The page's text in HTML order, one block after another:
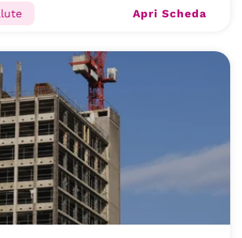
Apri Scheda